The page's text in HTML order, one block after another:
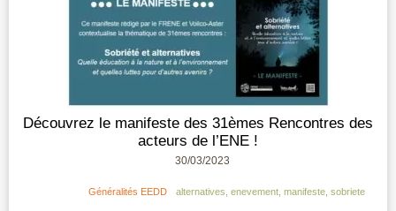
Découvrez le manifeste des 31èmes Rencontres des
acteurs de l’ENE !
30/03/2023
Généralités EEDD alternatives enevement manifeste sobriete